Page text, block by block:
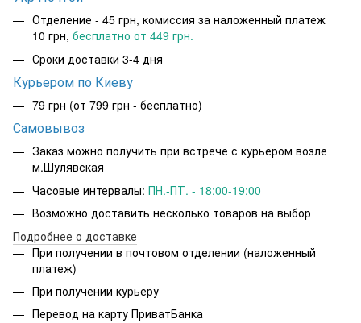
Отделение - 45 грн, комиссия за наложенный платеж
10 грн, бесплатно от 449 грн.
Сроки доставки 3-4 дня
Курьером по Киеву
79 грн (от 799 грн - бесплатно)
Самовывоз
Заказ можно получить при встрече с курьером возле
м.Шулявская
Часовые интервалы: ПН.-ПТ. - 18:00-19:00
Возможно доставить несколько товаров на выбор
Подробнее о доставке
При получении в почтовом отделении (наложенный
платеж)
При получении курьеру
Перевод на карту ПриватБанка